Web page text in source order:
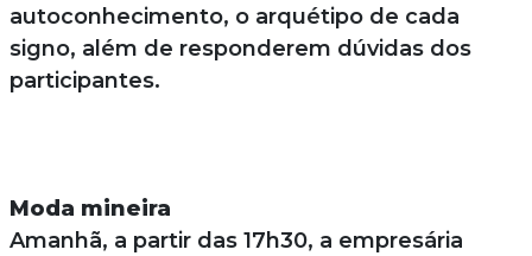
autoconhecimento, o arquétipo de cada
signo, além de responderem dúvidas dos
participantes.
Moda mineira
Amanhã, a partir das 17h30, a empresária